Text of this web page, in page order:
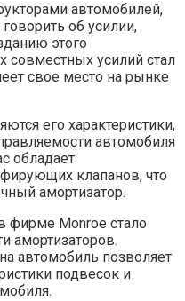
автомобилей,
об усилии,
этого
совместных усилий стал
свое место на рынке
его характеристики,
автомобиля
обладает
клапанов, что
амортизатор.
фирме Monroe стало
амортизаторов.
автомобиль позволяет
подвесок и